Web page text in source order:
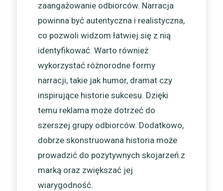
zaangażowanie odbiorców. Narracja
powinna być autentyczna i realistyczna,
co pozwoli widzom łatwiej się z nią
identyfikować. Warto również
wykorzystać różnorodne formy
narracji, takie jak humor, dramat czy
inspirujące historie sukcesu. Dzięki
temu reklama może dotrzeć do
szerszej grupy odbiorców. Dodatkowo,
dobrze skonstruowana historia może
prowadzić do pozytywnych skojarzeń z
marką oraz zwiększać jej
wiarygodność.